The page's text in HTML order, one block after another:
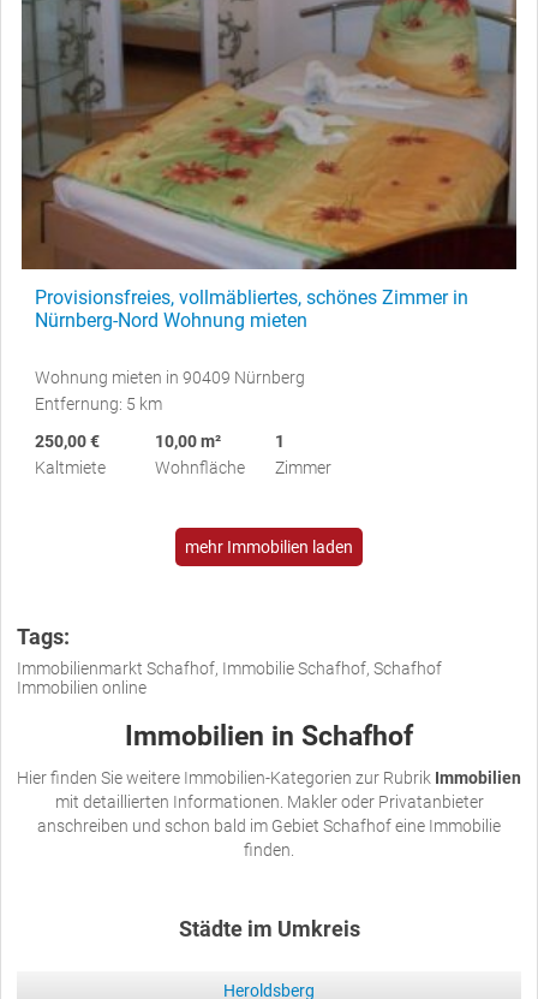
Provisionsfreies, vollmäbliertes, schönes Zimmer in
Nürnberg-Nord Wohnung mieten
Wohnung mieten in 90409 Nürnberg
Entfernung: 5 km
250,00 €
Kaltmiete
10,00 m²
Wohnfläche
1
Zimmer
mehr Immobilien laden
Tags:
Immobilienmarkt Schafhof, Immobilie Schafhof, Schafhof
Immobilien online
Immobilien in Schafhof
Hier finden Sie weitere Immobilien-Kategorien zur Rubrik Immobilien
mit detaillierten Informationen. Makler oder Privatanbieter
anschreiben und schon bald im Gebiet Schafhof eine Immobilie
finden.
Städte im Umkreis
Heroldsberg